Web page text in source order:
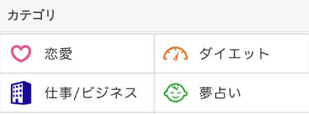
カテゴリ